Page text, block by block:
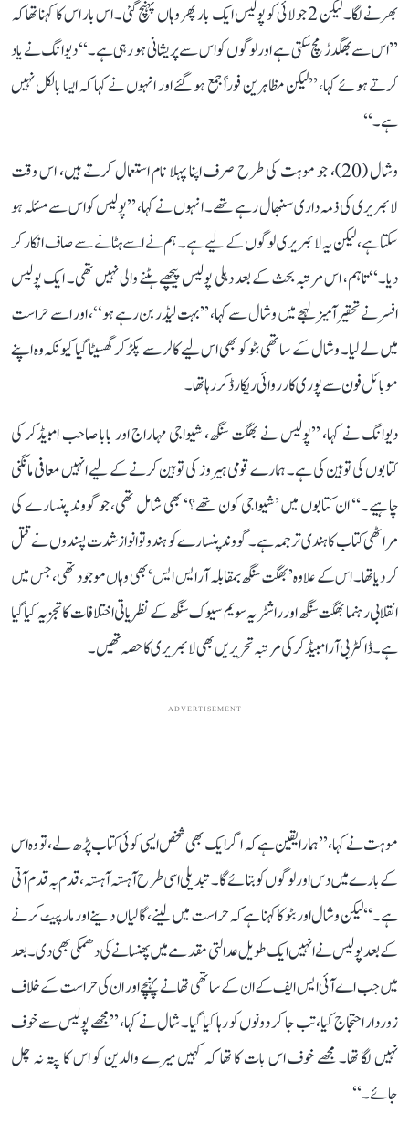
بھرنے لگا۔ لیکن 2 جولائی کو پولیس ایک بار پھر وہاں پہنچ گئی۔ اس بار اس کا کہنا تھا کہ
’’اس سے بھگدڑ مچ سکتی ہے اور لوگوں کو اس سے پریشانی ہو رہی ہے۔‘‘ دیوانگ نے یاد
کرتے ہوئے کہا، ’’لیکن مظاہرین فوراً جمع ہو گئے اور انہوں نے کہا کہ ایسا بالکل نہیں
ہے۔‘‘
وشال (20)، جو موہت کی طرح صرف اپنا پہلا نام استعمال کرتے ہیں، اس وقت
لائبریری کی ذمہ داری سنبھال رہے تھے۔ انہوں نے کہا، ’’پولیس کو اس سے مسئلہ ہو
سکتا ہے، لیکن یہ لائبریری لوگوں کے لیے ہے۔ ہم نے اسے ہٹانے سے صاف انکار کر
دیا۔‘‘ تاہم، اس مرتبہ بحث کے بعد دہلی پولیس پیچھے ہٹنے والی نہیں تھی۔ ایک پولیس
افسر نے تحقیر آمیز لہجے میں وشال سے کہا، ’’بہت لیڈر بن رہے ہو‘‘، اور اسے حراست
میں لے لیا۔ وشال کے ساتھی بٹو کو بھی اس لیے کالر سے پکڑ کر گھسیٹا گیا کیونکہ وہ اپنے
موبائل فون سے پوری کارروائی ریکارڈ کر رہا تھا۔
دیوانگ نے کہا، ’’پولیس نے بھگت سنگھ، شیواجی مہاراج اور بابا صاحب امبیڈکر کی
کتابوں کی توہین کی ہے۔ ہمارے قومی ہیروز کی توہین کرنے کے لیے انہیں معافی مانگنی
چاہیے۔‘‘ ان کتابوں میں ’شیواجی کون تھے؟‘ بھی شامل تھی، جو گووند پنسارے کی
مراٹھی کتاب کا ہندی ترجمہ ہے۔ گووند پنسارے کو ہندوتوا نواز شدت پسندوں نے قتل
کر دیا تھا۔ اس کے علاوہ ’بھگت سنگھ بمقابلہ آر ایس ایس‘ بھی وہاں موجود تھی، جس میں
انقلابی رہنما بھگت سنگھ اور راشٹریہ سویم سیوک سنگھ کے نظریاتی اختلافات کا تجزیہ کیا گیا
ہے۔ ڈاکٹر بی آر امبیڈکر کی مرتبہ تحریریں بھی لائبریری کا حصہ تھیں۔
ADVERTISEMENT
موہت نے کہا، ’’ہمارا یقین ہے کہ اگر ایک بھی شخص ایسی کوئی کتاب پڑھ لے، تو وہ اس
کے بارے میں دس اور لوگوں کو بتائے گا۔ تبدیلی اسی طرح آہستہ آہستہ، قدم بہ قدم آتی
ہے۔‘‘ لیکن وشال اور بٹو کا کہنا ہے کہ حراست میں لینے، گالیاں دینے اور مارپیٹ کرنے
کے بعد پولیس نے انہیں ایک طویل عدالتی مقدمے میں پھنسانے کی دھمکی بھی دی۔ بعد
میں جب اے آئی ایس ایف کے ان کے ساتھی تھانے پہنچے اور ان کی حراست کے خلاف
زوردار احتجاج کیا، تب جا کر دونوں کو رہا کیا گیا۔ شال نے کہا، ’’مجھے پولیس سے خوف
نہیں لگا تھا۔ مجھے خوف اس بات کا تھا کہ کہیں میرے والدین کو اس کا پتہ نہ چل
جائے۔‘‘